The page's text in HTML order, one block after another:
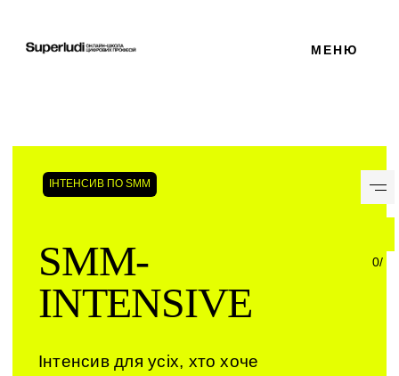
МЕНЮ
0/
ІНТЕНСИВ ПО SMM
SMM-
INTENSIVE
Інтенсив для усіх, хто хоче